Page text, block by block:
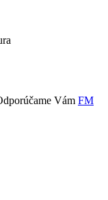
Vám FM